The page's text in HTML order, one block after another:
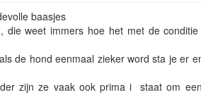
baasjes
weet immers hoe het met de
de hond eenmaal zieker word sta je er
zijn ze vaak ook prima i staat om